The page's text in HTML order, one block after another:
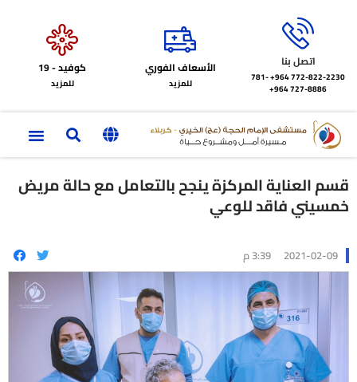
اتصل بنا
772-822-2230‏ 964+
781-
727-8886 964+
الأسعاف الفوري
للمزيد
كوفيد - 19
للمزيد
قسم العناية المركزة ينجح بالتعامل مع حالة مريض
خمسيني فاقد للوعي
2021-02-09 3:39 م